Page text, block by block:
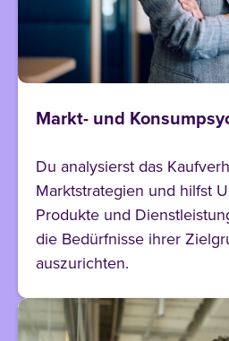
Markt- und
Du analysierst das
Marktstrategien und hilfst
Produkte und
die Bedürfnisse ihrer
auszurichten.